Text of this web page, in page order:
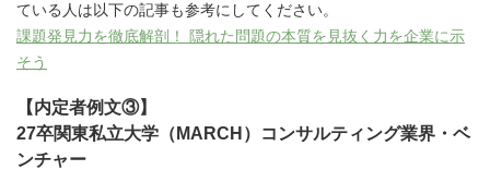
ている人は以下の記事も参考にしてください。
課題発見力を徹底解剖！ 隠れた問題の本質を見抜く力を企業に示
そう
【内定者例文③】
27卒関東私立大学（MARCH）コンサルティング業界・ベ
ンチャー